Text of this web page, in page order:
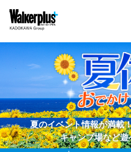
夏のイベント情報が満載
キャンプ場など